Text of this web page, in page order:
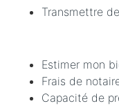
Transmettre
Estimer mon
Frais de
Capacité de